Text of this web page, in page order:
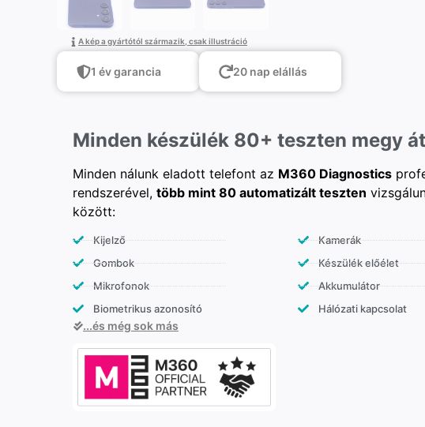
A kép a gyártótól származik, csak illustráció
1 év garancia 20 nap elállás
Minden készülék 80+ teszten megy át
Minden nálunk eladott telefont az M360 Diagnostics
rendszerével, több mint 80 automatizált teszten
között:
Kijelző
Gombok
Mikrofonok
Biometrikus azonosító
Kamerák
Készülék előélet
Akkumulátor
Hálózati kapcsolat
...és még sok más